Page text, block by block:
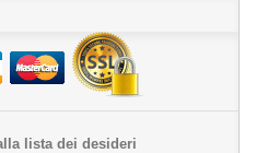
lista dei desideri